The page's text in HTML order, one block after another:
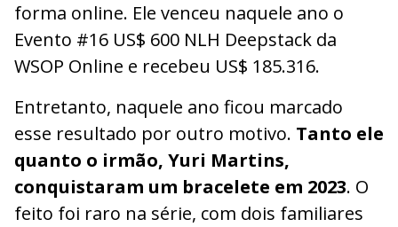
forma online. Ele venceu naquele ano o
Evento #16 US$ 600 NLH Deepstack da
WSOP Online e recebeu US$ 185.316.
Entretanto, naquele ano ficou marcado
esse resultado por outro motivo. Tanto ele
quanto o irmão, Yuri Martins,
conquistaram um bracelete em 2023. O
feito foi raro na série, com dois familiares